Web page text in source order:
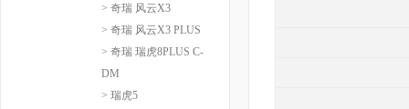
> 奇瑞 风云X3
> 奇瑞 风云X3 PLUS
> 奇瑞 瑞虎8PLUS C-
DM
> 瑞虎5